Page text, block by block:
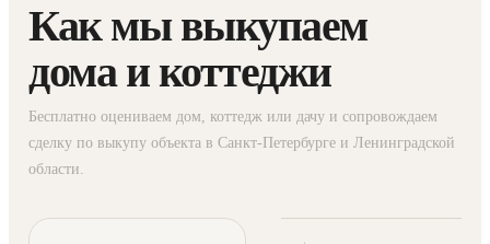
Как мы выкупаем
дома и коттеджи
Бесплатно оцениваем дом, коттедж или дачу и сопровождаем
сделку по выкупу объекта в Санкт-Петербурге и Ленинградской
области.